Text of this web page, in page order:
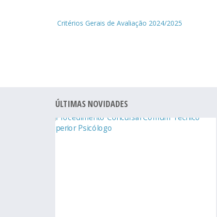
Critérios Gerais de Avaliação 2024/2025
ÚLTIMAS NOVIDADES